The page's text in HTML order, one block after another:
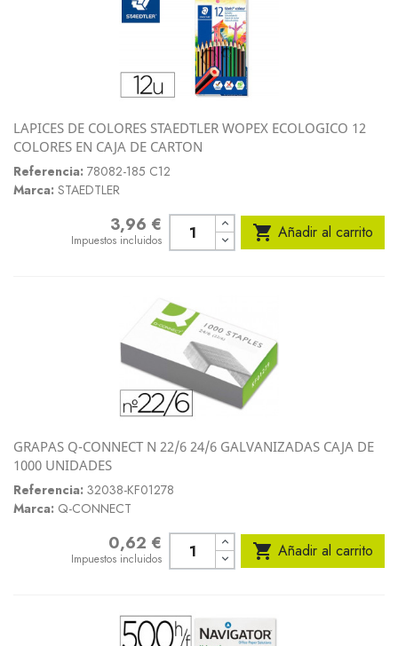
LAPICES DE COLORES STAEDTLER WOPEX ECOLOGICO 12
COLORES EN CAJA DE CARTON
Referencia: 78082-185 C12
Marca: STAEDTLER
3,96 €
Impuestos incluidos  Añadir al carrito
GRAPAS Q-CONNECT N 22/6 24/6 GALVANIZADAS CAJA DE
1000 UNIDADES
Referencia: 32038-KF01278
Marca: Q-CONNECT
0,62 €
Impuestos incluidos  Añadir al carrito